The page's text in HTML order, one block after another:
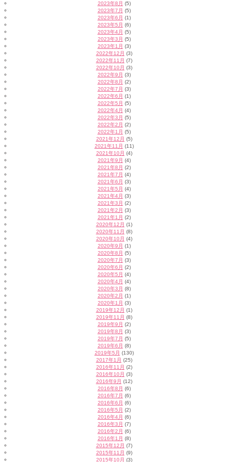
2023年8月 (5)
2023年7月 (5)
2023年6月 (1)
2023年5月 (6)
2023年4月 (5)
2023年3月 (5)
2023年1月 (3)
2022年12月 (3)
2022年11月 (7)
2022年10月 (3)
2022年9月 (3)
2022年8月 (2)
2022年7月 (3)
2022年6月 (1)
2022年5月 (5)
2022年4月 (4)
2022年3月 (5)
2022年2月 (2)
2022年1月 (5)
2021年12月 (5)
2021年11月 (11)
2021年10月 (4)
2021年9月 (4)
2021年8月 (2)
2021年7月 (4)
2021年6月 (3)
2021年5月 (4)
2021年4月 (3)
2021年3月 (2)
2021年2月 (3)
2021年1月 (2)
2020年12月 (1)
2020年11月 (8)
2020年10月 (4)
2020年9月 (1)
2020年8月 (5)
2020年7月 (3)
2020年6月 (2)
2020年5月 (4)
2020年4月 (4)
2020年3月 (8)
2020年2月 (1)
2020年1月 (3)
2019年12月 (1)
2019年11月 (8)
2019年9月 (2)
2019年8月 (3)
2019年7月 (5)
2019年6月 (8)
2019年5月 (130)
2017年1月 (25)
2016年11月 (2)
2016年10月 (3)
2016年9月 (12)
2016年8月 (6)
2016年7月 (6)
2016年6月 (6)
2016年5月 (2)
2016年4月 (6)
2016年3月 (7)
2016年2月 (6)
2016年1月 (8)
2015年12月 (7)
2015年11月 (9)
2015年10月 (3)